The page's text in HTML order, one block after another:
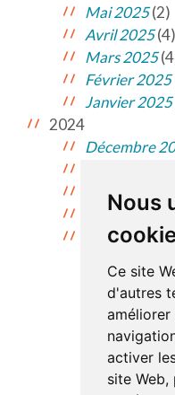
Nous
Ce site
d'autres
activer
site Web,
Mai 2025(2)
Avril 2025(4)
Mars 2025
Février 2025
Janvier 2025
2024
Décembre
Octobre 2024
Septembre
Août 2024
de